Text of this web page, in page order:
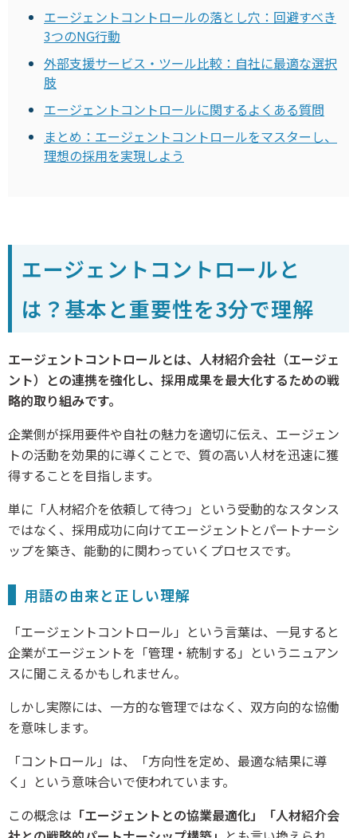
エージェントコントロールの落とし穴：回避すべき
3つのNG行動
外部支援サービス・ツール比較：自社に最適な選択
肢
エージェントコントロールに関するよくある質問
まとめ：エージェントコントロールをマスターし、
理想の採用を実現しよう
エージェントコントロールと
は？基本と重要性を3分で理解
エージェントコントロールとは、人材紹介会社（エージェ
ント）との連携を強化し、採用成果を最大化するための戦
略的取り組みです。
企業側が採用要件や自社の魅力を適切に伝え、エージェン
トの活動を効果的に導くことで、質の高い人材を迅速に獲
得することを目指します。
単に「人材紹介を依頼して待つ」という受動的なスタンス
ではなく、採用成功に向けてエージェントとパートナーシ
ップを築き、能動的に関わっていくプロセスです。
用語の由来と正しい理解
「エージェントコントロール」という言葉は、一見すると
企業がエージェントを「管理・統制する」というニュアン
スに聞こえるかもしれません。
しかし実際には、一方的な管理ではなく、双方向的な協働
を意味します。
「コントロール」は、「方向性を定め、最適な結果に導
く」という意味合いで使われています。
この概念は 「エージェントとの協業最適化」「人材紹介会